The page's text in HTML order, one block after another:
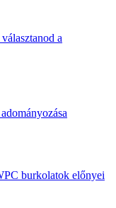
a
burkolatok előnyei